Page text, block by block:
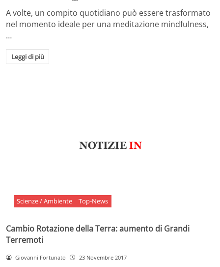
A volte, un compito quotidiano può essere trasformato
nel momento ideale per una meditazione mindfulness,
…
Leggi di più
Scienze / Ambiente Top-News
Cambio Rotazione della Terra: aumento di Grandi
Terremoti
Giovanni Fortunato 23 Novembre 2017